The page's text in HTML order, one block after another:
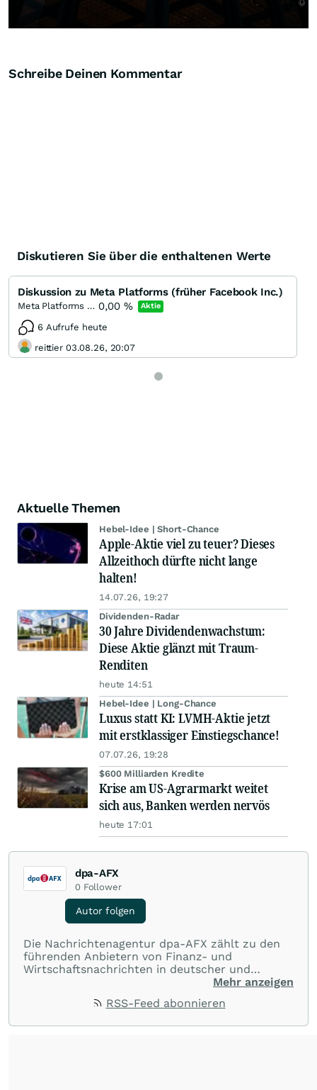
Schreibe Deinen Kommentar
Diskutieren Sie über die enthaltenen Werte
Diskussion zu Meta Platforms (früher Facebook Inc.)
Meta Platforms (A) 0,00 % Aktie
6 Aufrufe heute
reittier 03.08.26, 20:07
Aktuelle Themen
Hebel-Idee | Short-Chance
Apple-Aktie viel zu teuer? Dieses
Allzeithoch dürfte nicht lange
halten!
14.07.26, 19:27
Dividenden-Radar
30 Jahre Dividendenwachstum:
Diese Aktie glänzt mit Traum-
Renditen
heute 14:51
Hebel-Idee | Long-Chance
Luxus statt KI: LVMH-Aktie jetzt
mit erstklassiger Einstiegschance!
07.07.26, 19:28
$600 Milliarden Kredite
Krise am US-Agrarmarkt weitet
sich aus, Banken werden nervös
heute 17:01
dpa-AFX
0 Follower
Autor folgen
Die Nachrichtenagentur dpa-AFX zählt zu den
führenden Anbietern von Finanz- und
Wirtschaftsnachrichten in deutscher und
englischer Sprache. Gestützt auf ein
dpa-AFX unabhängig, zuverlässig und schnell
Mehr anzeigen
RSS-Feed abonnieren